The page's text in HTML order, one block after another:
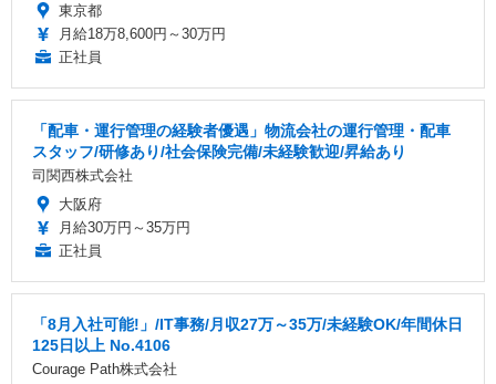
東京都
月給18万8,600円～30万円
正社員
「配車・運行管理の経験者優遇」物流会社の運行管理・配車
スタッフ/研修あり/社会保険完備/未経験歓迎/昇給あり
司関西株式会社
大阪府
月給30万円～35万円
正社員
「8月入社可能!」/IT事務/月収27万～35万/未経験OK/年間休日
125日以上 No.4106
Courage Path株式会社